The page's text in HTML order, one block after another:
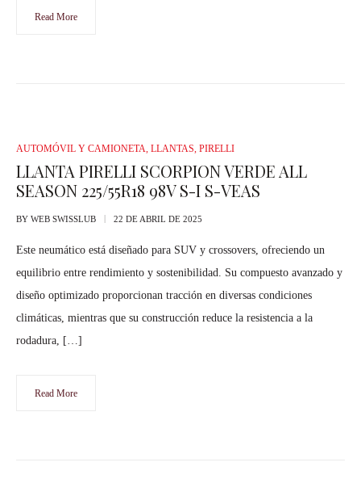
Read More
AUTOMÓVIL Y CAMIONETA, LLANTAS, PIRELLI
LLANTA PIRELLI SCORPION VERDE ALL
SEASON 225/55R18 98V S-I S-VEAS
BY WEB SWISSLUB 22 DE ABRIL DE 2025
Este neumático está diseñado para SUV y crossovers, ofreciendo un
equilibrio entre rendimiento y sostenibilidad. Su compuesto avanzado y
diseño optimizado proporcionan tracción en diversas condiciones
climáticas, mientras que su construcción reduce la resistencia a la
rodadura, […]
Read More